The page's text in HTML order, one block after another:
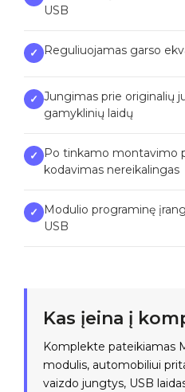
USB
✓ Reguliuojamas garso
✓ Jungimas prie originalių
gamyklinių laidų
✓
Po tinkamo montavimo
kodavimas nereikalingas
✓
Modulio programinę
USB
Kas įeina į
Komplekte pateikiamas
modulis, automobiliui
vaizdo jungtys, USB